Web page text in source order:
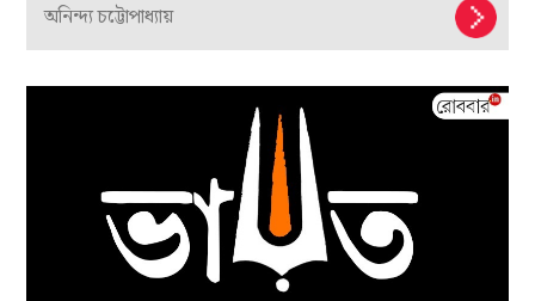
অনিন্দ্য চট্টোপাধ্যায়